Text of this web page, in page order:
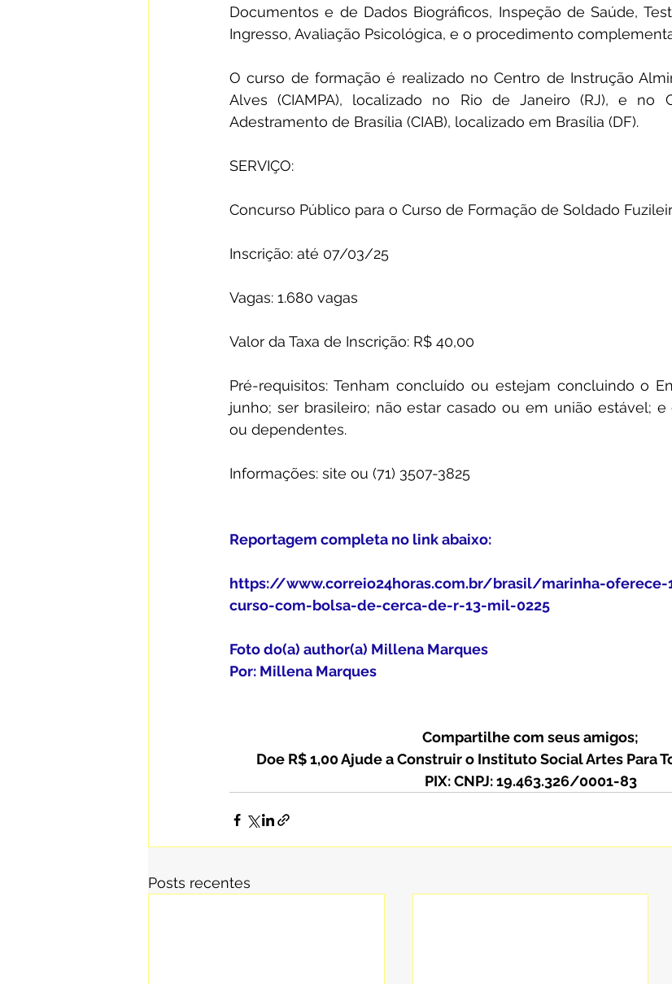
Documentos e de Dados Biográficos, Inspeção de Saúde,
Ingresso, Avaliação Psicológica, e o procedimento
O curso de formação é realizado no Centro de Instrução
Alves (CIAMPA), localizado no Rio de Janeiro (RJ), e no
Adestramento de Brasília (CIAB), localizado em Brasília (DF).
SERVIÇO:
Concurso Público para o Curso de Formação de Soldado
Inscrição: até 07/03/25
Vagas: 1.680 vagas
Valor da Taxa de Inscrição: R$ 40,00
Pré-requisitos: Tenham concluído ou estejam concluindo o
junho; ser brasileiro; não estar casado ou em união estável;
ou dependentes.
Informações: site ou (71) 3507-3825
Reportagem completa no link abaixo:
https://www.correio24horas.com.br/brasil/marinha-oferece-
curso-com-bolsa-de-cerca-de-r-13-mil-0225
Foto do(a) author(a) Millena Marques
Por: Millena Marques
Compartilhe com seus amigos;
Doe R$ 1,00 Ajude a Construir o Instituto Social Artes Para
PIX: CNPJ: 19.463.326/0001-83
Posts recentes